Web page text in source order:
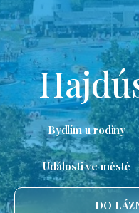
Bydlím u rodiny
Události ve městě
DO